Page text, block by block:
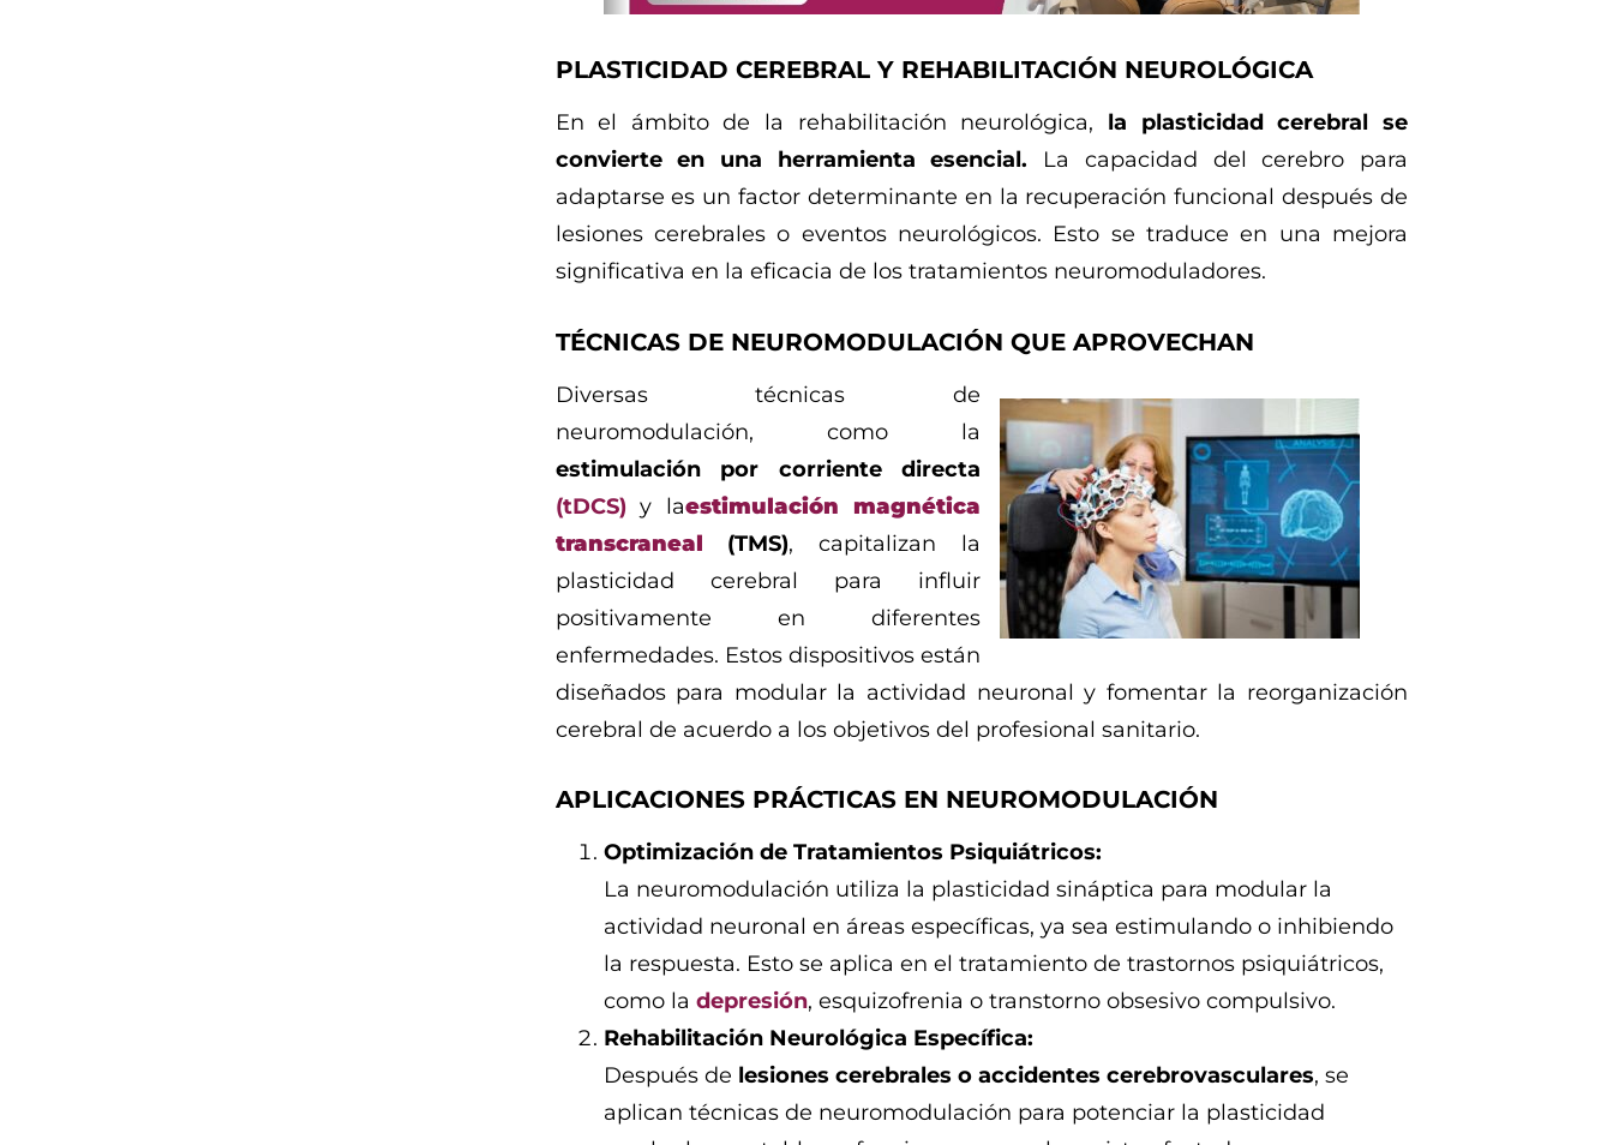
PLASTICIDAD CEREBRAL Y REHABILITACIÓN NEUROLÓGICA
En el ámbito de la rehabilitación neurológica, la plasticidad cerebral se
convierte en una herramienta esencial. La capacidad del cerebro para
adaptarse es un factor determinante en la recuperación funcional después de
lesiones cerebrales o eventos neurológicos. Esto se traduce en una mejora
significativa en la eficacia de los tratamientos neuromoduladores.
TÉCNICAS DE NEUROMODULACIÓN QUE APROVECHAN
Diversas técnicas de
neuromodulación, como la
estimulación por corriente directa
(tDCS) y laestimulación magnética
transcraneal (TMS), capitalizan la
plasticidad cerebral para influir
positivamente en diferentes
enfermedades. Estos dispositivos están
diseñados para modular la actividad neuronal y fomentar la reorganización
cerebral de acuerdo a los objetivos del profesional sanitario.
APLICACIONES PRÁCTICAS EN NEUROMODULACIÓN
Optimización de Tratamientos Psiquiátricos:
La neuromodulación utiliza la plasticidad sináptica para modular la
actividad neuronal en áreas específicas, ya sea estimulando o inhibiendo
la respuesta. Esto se aplica en el tratamiento de trastornos psiquiátricos,
como la depresión, esquizofrenia o transtorno obsesivo compulsivo.
Rehabilitación Neurológica Específica:
Después de lesiones cerebrales o accidentes cerebrovasculares, se
aplican técnicas de neuromodulación para potenciar la plasticidad